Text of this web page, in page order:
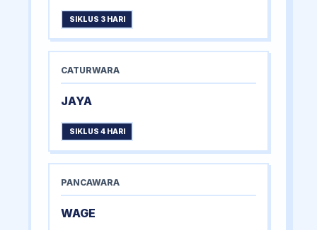
SIKLUS 3 HARI
CATURWARA
JAYA
SIKLUS 4 HARI
PANCAWARA
WAGE